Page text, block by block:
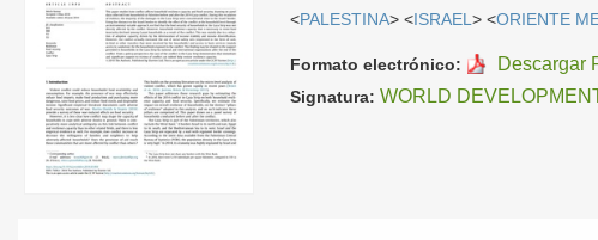
<PALESTINA> <ISRAEL> <ORIENTE
Formato electrónico: Descargar
Signatura: WORLD